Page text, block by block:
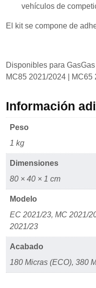
vehículos de
El kit se compone de
Disponibles para
MC85 2021/2024 | MC65
Información
Peso
1 kg
Dimensiones
80 × 40 × 1 cm
Modelo
EC 2021/23, MC 2021/
2021/23
Acabado
180 Micras (ECO), 380
Marketing
Al compartir tus
nuestro sitio,
aumentas la
ofertas
personalizados.